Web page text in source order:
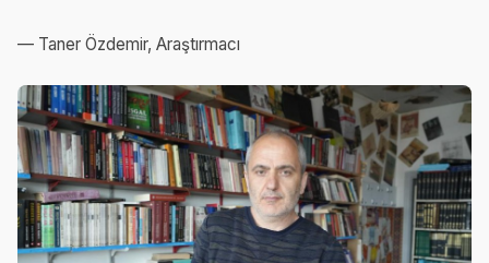
— Taner Özdemir, Araştırmacı